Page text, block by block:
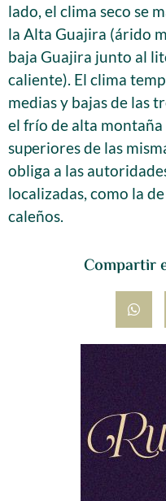
Compartir
lado, el clima seco se
la Alta Guajira (árido
baja Guajira junto al
caliente). El clima
medias y bajas de las
el frío de alta
superiores de las
obliga a las
localizadas, como la
caleños.